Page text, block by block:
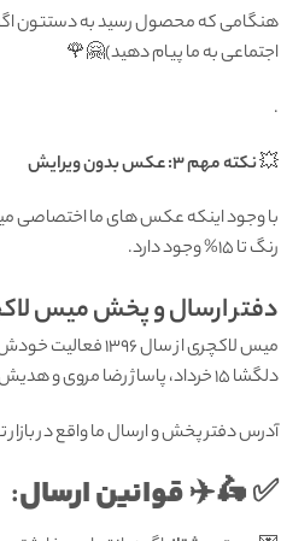
اجتماعی به ما پیام دهید)🤗🌹
.
💥نکته مهم 3: عکس بدون ویرایش
با وجود اینکه عکس های ما اختصاصی
رنگ تا 15% وجود دارد.
دفتر ارسال و پخش میس
میس لاکچری از سال 1396 فعالیت خودش رو بصورت تخصصی در زمینه
دلگشا 15 خرداد، پاساژ رضا مروی و هدیش مال واقع در منطقه هروی تهران داشت. اما با آغاز کرونا در حال حاضر فقط بصورت اینترنتی در خدمت شما هستیم.
آدرس دفتر پخش و ارسال ما واقع در بازار
✅ 🛵✈️قوانين ارسال: